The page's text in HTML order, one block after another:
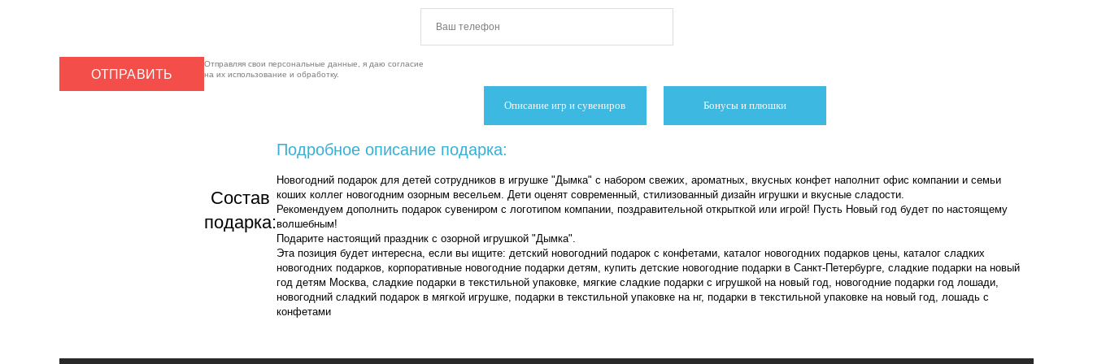
ОТПРАВИТЬ
Отправляя свои персональные данные, я даю согласие
на их использование и обработку.
Cостав
подарка:
Описание игр и сувениров Бонусы и плюшки
Подробное описание подарка:
Новогодний подарок для детей сотрудников в игрушке "Дымка" с набором свежих, ароматных, вкусных конфет наполнит офис компании и семьи
коших коллег новогодним озорным весельем. Дети оценят современный, стилизованный дизайн игрушки и вкусные сладости.
Рекомендуем дополнить подарок сувениром с логотипом компании, поздравительной открыткой или игрой! Пусть Новый год будет по настоящему
волшебным!
Подарите настоящий праздник с озорной игрушкой "Дымка".
Эта позиция будет интересна, если вы ищите: детский новогодний подарок с конфетами, каталог новогодних подарков цены, каталог сладких
новогодних подарков, корпоративные новогодние подарки детям, купить детские новогодние подарки в Санкт-Петербурге, сладкие подарки на новый
год детям Москва, сладкие подарки в текстильной упаковке, мягкие сладкие подарки с игрушкой на новый год, новогодние подарки год лошади,
новогодний сладкий подарок в мягкой игрушке, подарки в текстильной упаковке на нг, подарки в текстильной упаковке на новый год, лошадь с
конфетами